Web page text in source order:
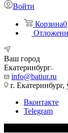
Войти
Корзина0
Ваш город
Екатеринбург
info@batiur.ru
г.
Вконтакте
Telegram